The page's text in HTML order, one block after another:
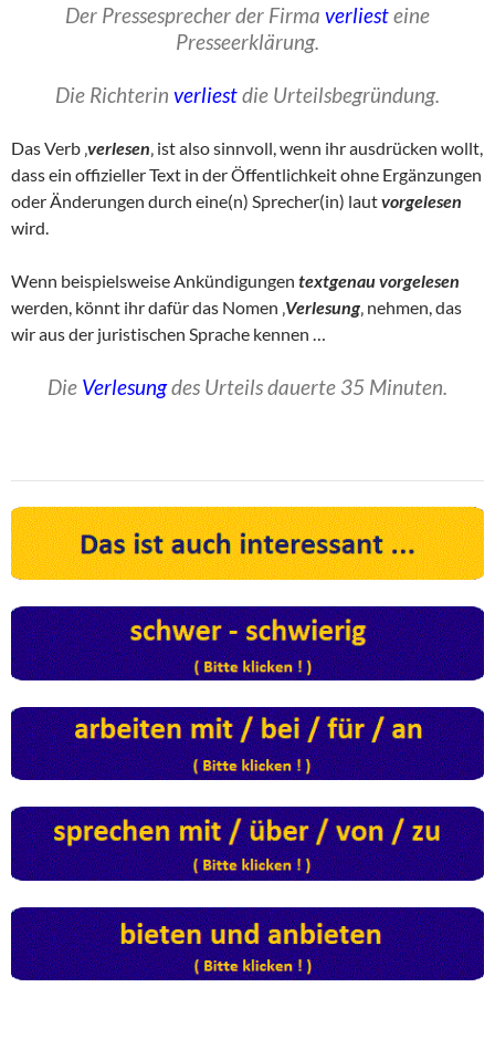
Der Pressesprecher der Firma verliesteine
Presseerklärung.
Die Richterin verliestdie Urteilsbegründung.
Das Verb ‚ verlesen ‚ ist also sinnvoll, wenn ihr ausdrücken wollt,
dass ein offizieller Text in der Öffentlichkeit ohne Ergänzungen
oder Änderungen durch eine(n) Sprecher(in) lautvorgelesen
wird.
Wenn beispielsweise Ankündigungen textgenauvorgelesen
werden, könnt ihr dafür das Nomen ‚ Verlesung ‚ nehmen, das
wir aus der juristischen Sprache kennen …
Die Verlesungdes Urteils dauerte 35 Minuten.